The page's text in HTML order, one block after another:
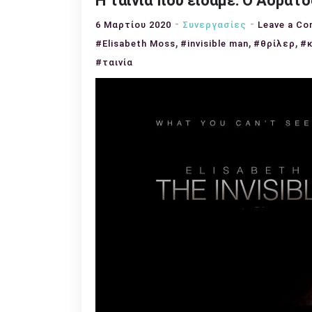
6 Μαρτίου 2020 Συνεργασίες Leave a
#Elisabeth Moss, #invisible man, #θρίλερ ,
#ταινία